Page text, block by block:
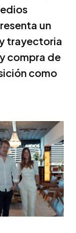
un
trayectoria
compra de
como